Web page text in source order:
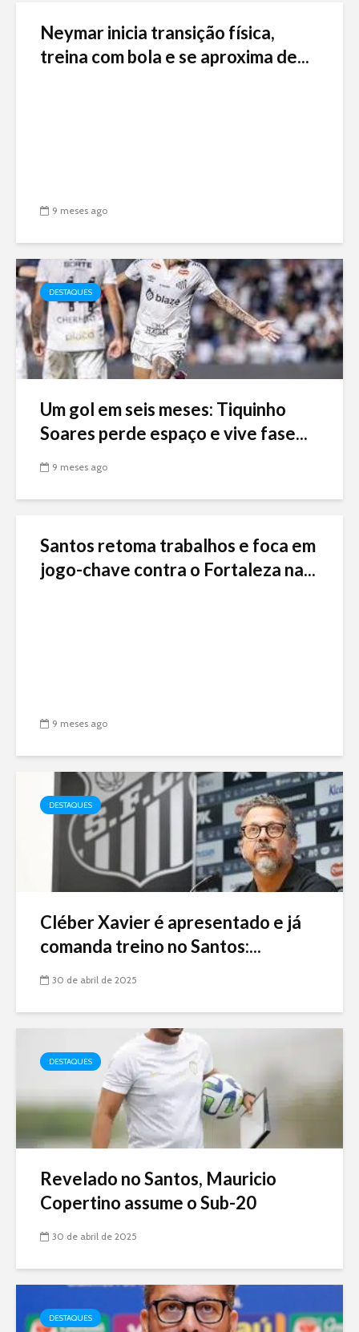
Neymar inicia transição física,
treina com bola e se aproxima de...
9 meses ago
DESTAQUES
Um gol em seis meses: Tiquinho
Soares perde espaço e vive fase...
9 meses ago
Santos retoma trabalhos e foca em
jogo-chave contra o Fortaleza na...
9 meses ago
DESTAQUES
Cléber Xavier é apresentado e já
comanda treino no Santos:...
30 de abril de 2025
DESTAQUES
Revelado no Santos, Mauricio
Copertino assume o Sub-20
30 de abril de 2025
DESTAQUES